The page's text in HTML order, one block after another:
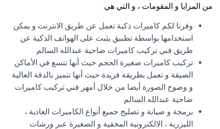
من المزايا و المقومات ، و التي هي :
وفرنا لكم كاميرات ذكية تعمل عن طريق الانترنت و يمكن
استخدامها بواسطة تطبيق يثبت على الهواتف الذكية عن
طريق فني تركيب كاميرات ضاحية عبدالله السالم .
تركيب كاميرات صغيرة الحجم حيث أنها تتسع في الأماكن
الضيقة و تعمل بطريقة فريدة حيث أنها تتميز بالدقة العالية
و وضوح الصورة أيضا من خلال أمهر فني تركيب كاميرات
ضاحية عبدالله السالم .
برمجة و صيانة و تصليح جميع أنواع الكاميرات العادية ،
الليزرية ، الالكترونية المخفية و الصغيرة عبر ورشات